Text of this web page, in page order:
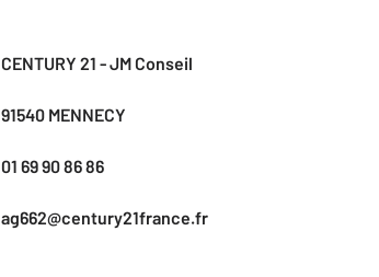
CENTURY 21 - JM Conseil
91540 MENNECY
01 69 90 86 86
ag662@century21france.fr